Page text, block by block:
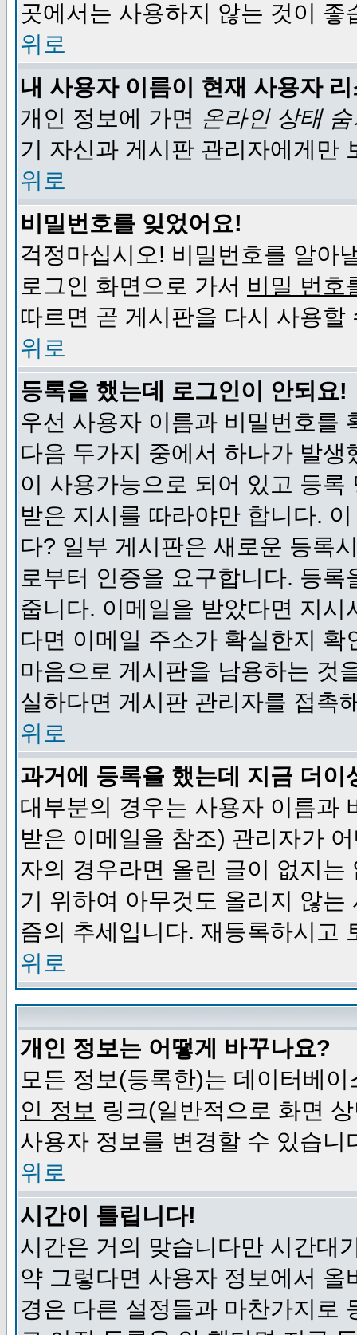
곳에서는 사용하지 않는 것이 좋
위로
내 사용자 이름이 현재 사용자
개인 정보에 가면 온라인 상태
기 자신과 게시판 관리자에게만
위로
비밀번호를 잊었어요!
걱정마십시오! 비밀번호를 알아
로그인 화면으로 가서 비밀 번호
따르면 곧 게시판을 다시 사용할
위로
등록을 했는데 로그인이 안되요!
우선 사용자 이름과 비밀번호를
다음 두가지 중에서 하나가 발
이 사용가능으로 되어 있고 등
받은 지시를 따라야만 합니다.
다? 일부 게시판은 새로운 등록
로부터 인증을 요구합니다. 등
줍니다. 이메일을 받았다면 지
다면 이메일 주소가 확실한지
마음으로 게시판을 남용하는 것
실하다면 게시판 관리자를 접촉
위로
과거에 등록을 했는데 지금 더
대부분의 경우는 사용자 이름과
받은 이메일을 참조) 관리자가
자의 경우라면 올린 글이 없지
기 위하여 아무것도 올리지 않
즘의 추세입니다. 재등록하시고
위로
개인 정보는 어떻게 바꾸나요?
모든 정보(등록한)는 데이터베
인 정보 링크(일반적으로 화면
사용자 정보를 변경할 수 있습니
위로
시간이 틀립니다!
시간은 거의 맞습니다만 시간대
약 그렇다면 사용자 정보에서
경은 다른 설정들과 마찬가지로